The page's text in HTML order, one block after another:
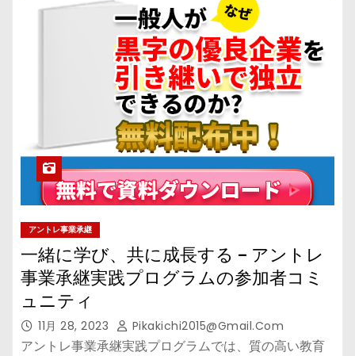
アントレ事業承継
一緒に学び、共に成長する – アントレ
事業承継実践プログラムの参加者コミ
ュニティ
11月 28, 2023 Pikakichi2015@gmail.com
アントレ事業承継実践プログラムでは、質の高い教育